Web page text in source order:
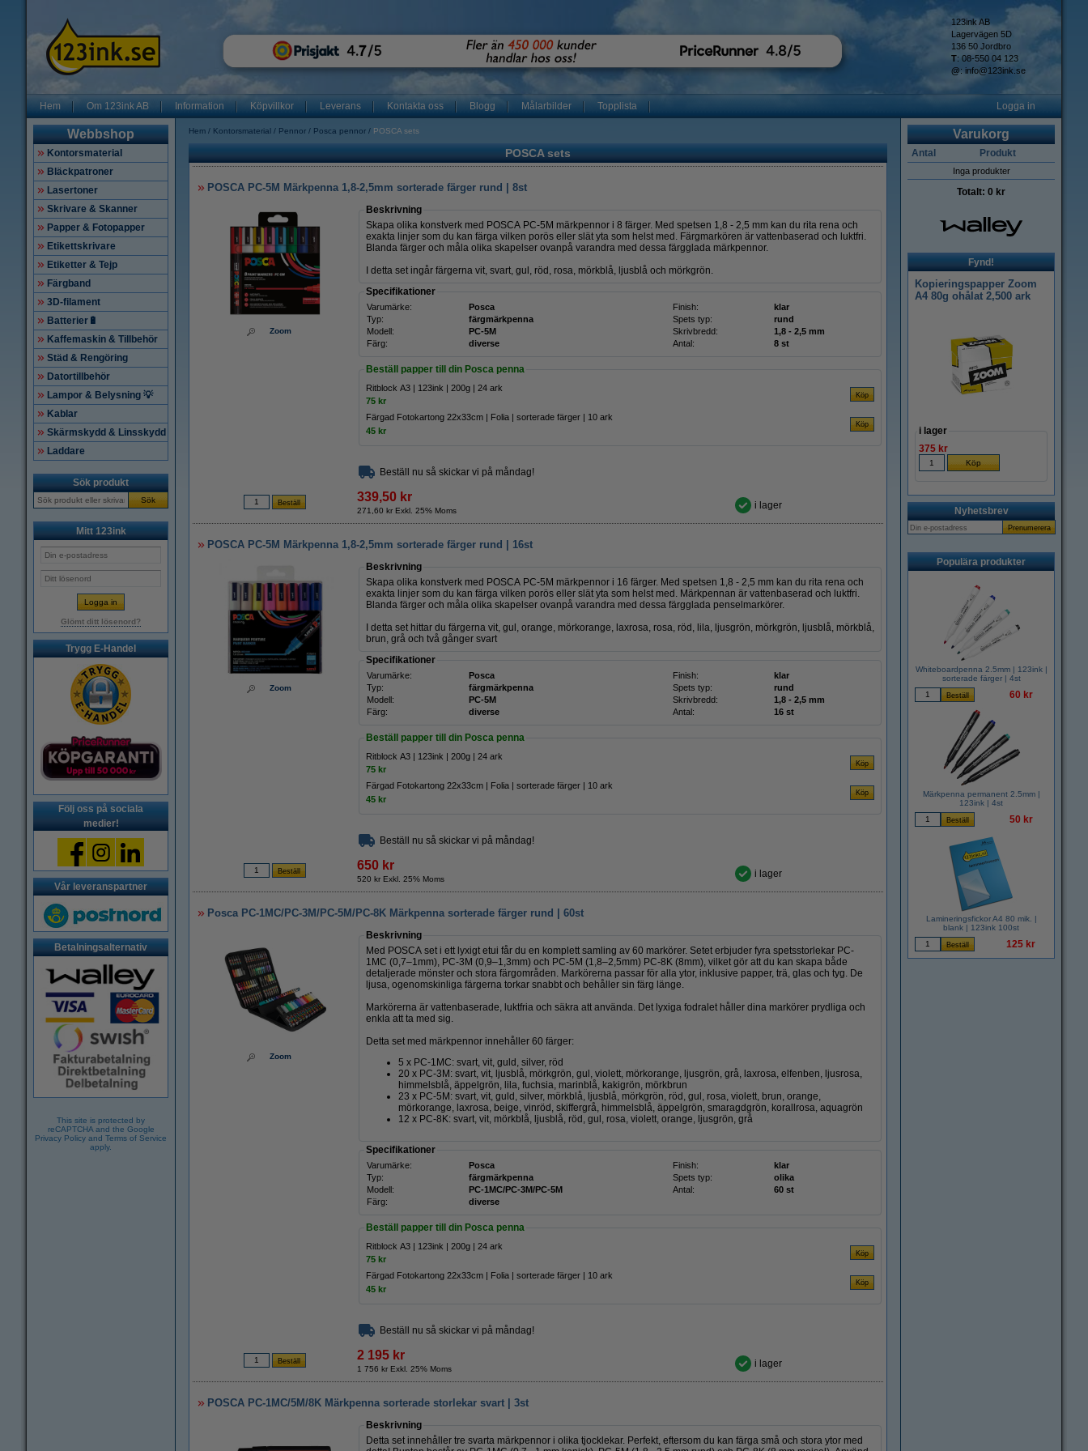
123ink AB
Lagervägen 5D
136 50 Jordbro
T: 08-550 04 123
@: info@123ink.se
Hem Om 123ink AB Information Köpvillkor Leverans Kontakta oss Blogg Målarbilder Topplista Logga in
Webbshop
Kontorsmaterial
Bläckpatroner
Lasertoner
Skrivare & Skanner
Papper & Fotopapper
Etikettskrivare
Etiketter & Tejp
Färgband
3D-filament
Batterier🔋
Kaffemaskin & Tillbehör
Städ & Rengöring
Datortillbehör
Lampor & Belysning 💡
Kablar
Skärmskydd & Linsskydd
Laddare
Sök produkt
Sök
Mitt 123ink
Glömt ditt lösenord?
Trygg E-Handel
Följ oss på sociala
medier!
Vår leveranspartner
Betalningsalternativ
This site is protected by
reCAPTCHA and the Google
Privacy Policy and Terms of Service
apply.
Hem Kontorsmaterial Pennor Posca pennor POSCA sets
POSCA sets
POSCA PC-5M Märkpenna 1,8-2,5mm sorterade färger rund | 8st
Zoom
Beskrivning
Skapa olika konstverk med POSCA PC-5M märkpennor i 8 färger. Med spetsen 1,8 - 2,5 mm kan du rita rena och
exakta linjer som du kan färga vilken porös eller slät yta som helst med. Färgmarkören är vattenbaserad och luktfri.
Blanda färger och måla olika skapelser ovanpå varandra med dessa färgglada märkpennor.
I detta set ingår färgerna vit, svart, gul, röd, rosa, mörkblå, ljusblå och mörkgrön.
Specifikationer
Varumärke: Posca Finish:
klar
Typ:
färgmärkpenna Spets typ:
rund
Modell:
PC-5M Skrivbredd:
1,8 - 2,5 mm
Färg:
diverse Antal: 8 st
Beställ papper till din Posca penna
Ritblock A3 | 123ink | 200g | 24 ark
75 kr
Färgad Fotokartong 22x33cm | Folia | sorterade färger | 10 ark
45 kr
Beställ nu så skickar vi på måndag!
339,50 kr
271,60 kr Exkl. 25% Moms i lager
POSCA PC-5M Märkpenna 1,8-2,5mm sorterade färger rund | 16st
Zoom
Beskrivning
Skapa olika konstverk med POSCA PC-5M märkpennor i 16 färger. Med spetsen 1,8 - 2,5 mm kan du rita rena och
exakta linjer som du kan färga vilken porös eller slät yta som helst med. Märkpennan är vattenbaserad och luktfri.
Blanda färger och måla olika skapelser ovanpå varandra med dessa färgglada penselmarkörer.
I detta set hittar du färgerna vit, gul, orange, mörkorange, laxrosa, rosa, röd, lila, ljusgrön, mörkgrön, ljusblå, mörkblå,
brun, grå och två gånger svart
Specifikationer
Varumärke: Posca Finish:
klar
Typ:
färgmärkpenna Spets typ:
rund
Modell:
PC-5M Skrivbredd:
1,8 - 2,5 mm
Färg:
diverse Antal: 16 st
Beställ papper till din Posca penna
Ritblock A3 | 123ink | 200g | 24 ark
75 kr
Färgad Fotokartong 22x33cm | Folia | sorterade färger | 10 ark
45 kr
Beställ nu så skickar vi på måndag!
650 kr
520 kr Exkl. 25% Moms i lager
Posca PC-1MC/PC-3M/PC-5M/PC-8K Märkpenna sorterade färger rund | 60st
Zoom
Beskrivning
Med POSCA set i ett lyxigt etui får du en komplett samling av 60 markörer. Setet erbjuder fyra spetsstorlekar PC-
1MC (0,7–1mm), PC-3M (0,9–1,3mm) och PC-5M (1,8–2,5mm) PC-8K (8mm), vilket gör att du kan skapa både
detaljerade mönster och stora färgområden. Markörerna passar för alla ytor, inklusive papper, trä, glas och tyg. De
ljusa, ogenomskinliga färgerna torkar snabbt och behåller sin färg länge.
Markörerna är vattenbaserade, luktfria och säkra att använda. Det lyxiga fodralet håller dina markörer prydliga och
enkla att ta med sig.
Detta set med märkpennor innehåller 60 färger:
5 x PC-1MC: svart, vit, guld, silver, röd
20 x PC-3M: svart, vit, ljusblå, mörkgrön, gul, violett, mörkorange, ljusgrön, grå, laxrosa, elfenben, ljusrosa,
himmelsblå, äppelgrön, lila, fuchsia, marinblå, kakigrön, mörkbrun
23 x PC-5M: svart, vit, guld, silver, mörkblå, ljusblå, mörkgrön, röd, gul, rosa, violett, brun, orange,
mörkorange, laxrosa, beige, vinröd, skiffergrå, himmelsblå, äppelgrön, smaragdgrön, korallrosa, aquagrön
12 x PC-8K: svart, vit, mörkblå, ljusblå, röd, gul, rosa, violett, orange, ljusgrön, grå
Specifikationer
Varumärke: Posca Finish:
klar
Typ:
färgmärkpenna Spets typ:
olika
Modell:
PC-1MC/PC-3M/PC-5M Antal:
60 st
Färg:
diverse
Beställ papper till din Posca penna
Ritblock A3 | 123ink | 200g | 24 ark
75 kr
Färgad Fotokartong 22x33cm | Folia | sorterade färger | 10 ark
45 kr
Beställ nu så skickar vi på måndag!
2 195 kr
1 756 kr Exkl. 25% Moms i lager
POSCA PC-1MC/5M/8K Märkpenna sorterade storlekar svart | 3st
Beskrivning
Detta set innehåller tre svarta märkpennor i olika tjocklekar. Perfekt, eftersom du kan färga små och stora ytor med
Varukorg
Antal Produkt
Inga produkter
Totalt: 0 kr
Fynd!
Kopieringspapper Zoom
A4 80g ohålat 2,500 ark
i lager
375 kr
Nyhetsbrev
Populära produkter
Whiteboardpenna 2.5mm | 123ink |
sorterade färger | 4st
60 kr
Märkpenna permanent 2.5mm |
123ink | 4st
50 kr
Lamineringsfickor A4 80 mik. |
blank | 123ink 100st
125 kr